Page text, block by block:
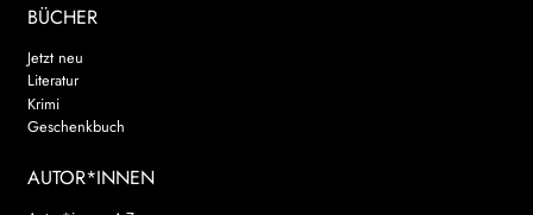
BÜCHER
Jetzt neu
Literatur
Krimi
Geschenkbuch
AUTOR*INNEN